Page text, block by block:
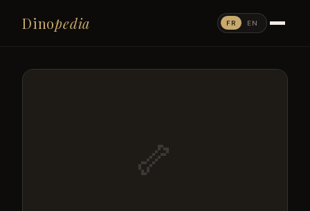
Dinopedia FR EN
🦴